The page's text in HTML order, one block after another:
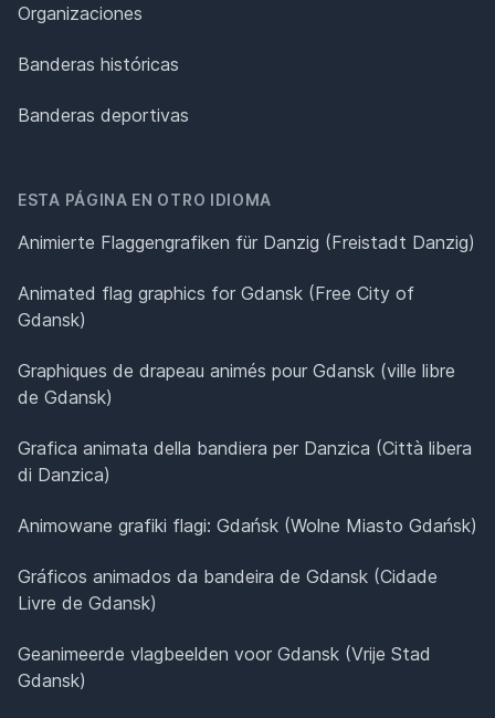
Organizaciones
Banderas históricas
Banderas deportivas
ESTA PÁGINA EN OTRO IDIOMA
Animierte Flaggengrafiken für Danzig (Freistadt Danzig)
Animated flag graphics for Gdansk (Free City of
Gdansk)
Graphiques de drapeau animés pour Gdansk (ville libre
de Gdansk)
Grafica animata della bandiera per Danzica (Città libera
di Danzica)
Animowane grafiki flagi: Gdańsk (Wolne Miasto Gdańsk)
Gráficos animados da bandeira de Gdansk (Cidade
Livre de Gdansk)
Geanimeerde vlagbeelden voor Gdansk (Vrije Stad
Gdansk)